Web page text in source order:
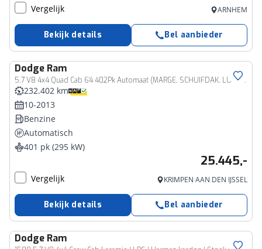
Vergelijk ARNHEM
Bekijk details Bel aanbieder
Dodge Ram
5.7 V8 4x4 Quad Cab 6'4 402Pk Automaat (MARGE, SCHUIFDAK, LUCHTVERING, STOELKOELING/VERWARMING, NAVIGATIE, CAMERA, LEDER, MEMORY SEATS, TREEPLANKEN, TREKHAAK, KEYLESS, GETINT GLAS, NIEUWE APK, NIEUWSTAAT)
Bedrijfswagen
232.402 km
10-2013
Benzine
Automatisch
401 pk (295 kW)
25.445,-
Vergelijk KRIMPEN AAN DEN IJSSEL
Bekijk details Bel aanbieder
Dodge Ram
Bedrijfswagen